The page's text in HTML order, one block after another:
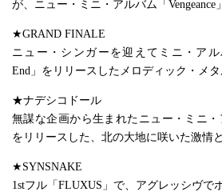
が、ニュー・ミニ・アルバム「Vengeance
★GRAND FINALE
ニュー・シンガーを迎えてミニ・アル
End」をリリースしたメロディック・メタ
★ナデシコドール
無謀な企画から生まれたニュー・ミニ・
をリリースした、北の大地に咲いた激情
★SYNSNAKE
1stフル「FLUXUS」で、アグレッシヴで